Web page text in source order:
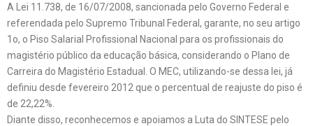
A Lei 11.738, de 16/07/2008, sancionada pelo Governo Federal e
referendada pelo Supremo Tribunal Federal, garante, no seu artigo
1o, o Piso Salarial Profissional Nacional para os profissionais do
magistério público da educação básica, considerando o Plano de
Carreira do Magistério Estadual. O MEC, utilizando-se dessa lei, já
definiu desde fevereiro 2012 que o percentual de reajuste do piso é
de 22,22%.
Diante disso, reconhecemos e apoiamos a Luta do SINTESE pelo